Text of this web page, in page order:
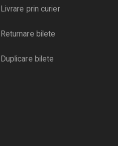
Livrare prin curier
Returnare bilete
Duplicare bilete